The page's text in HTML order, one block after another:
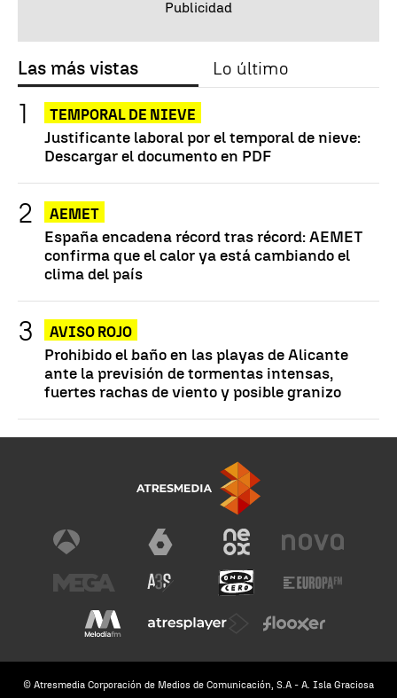
Las más vistas Lo último
TEMPORAL DE NIEVE
Justificante laboral por el temporal de nieve:
Descargar el documento en PDF
AEMET
España encadena récord tras récord: AEMET
confirma que el calor ya está cambiando el
clima del país
AVISO ROJO
Prohibido el baño en las playas de Alicante
ante la previsión de tormentas intensas,
fuertes rachas de viento y posible granizo
© Atresmedia Corporación de Medios de Comunicación, S.A - A. Isla Graciosa